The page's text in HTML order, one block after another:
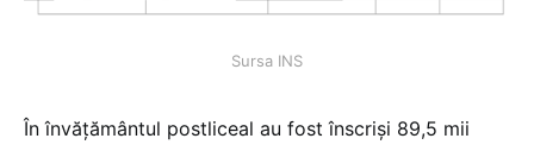
Sursa INS
În învăţământul postliceal au fost înscrişi 89,5 mii